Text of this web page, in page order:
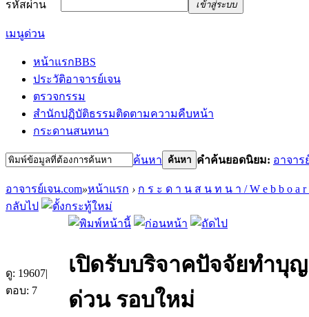
รหัสผ่าน
เข้าสู่ระบบ
เมนูด่วน
หน้าแรกBBS
ประวัติอาจารย์เจน
ตรวจกรรม
สำนักปฏิบัติธรรมติดตามความคืบหน้า
กระดานสนทนา
ค้นหา ค้นหา คำค้นยอดนิยม: อาจาร
อาจารย์เจน.com»หน้าแรก › ก ร ะ ด า น ส น ท น า / W e b b o a r
กลับไป
ดู: 19607|
ตอบ: 7
เปิดรับบริจาคปัจจัยทำบุ
ด่วน รอบใหม่